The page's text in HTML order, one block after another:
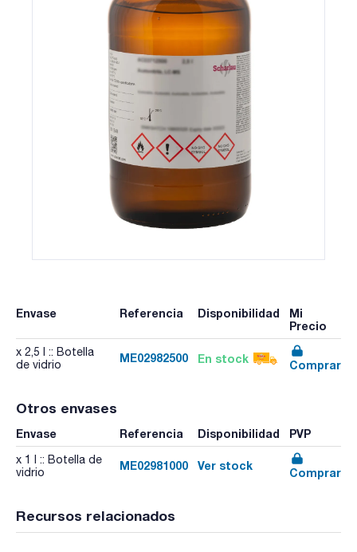
Envase Referencia Disponibilidad
Mi
Precio
x 2,5 l :: Botella
de vidrio
ME02982500 En stock Comprar
Otros envases
Envase Referencia Disponibilidad PVP
x 1 l :: Botella de
vidrio
ME02981000 Ver stock
Comprar
Recursos relacionados